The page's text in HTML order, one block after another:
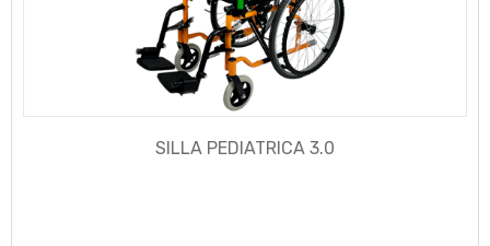
SILLA PEDIATRICA 3.0